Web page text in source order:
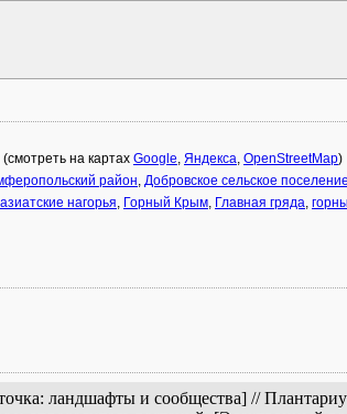
(смотреть на картах Google, Яндекса, OpenStreetMap)
район, Добровское сельское поселение
нагорья, Горный Крым, Главная гряда,
ландшафты и сообщества] //